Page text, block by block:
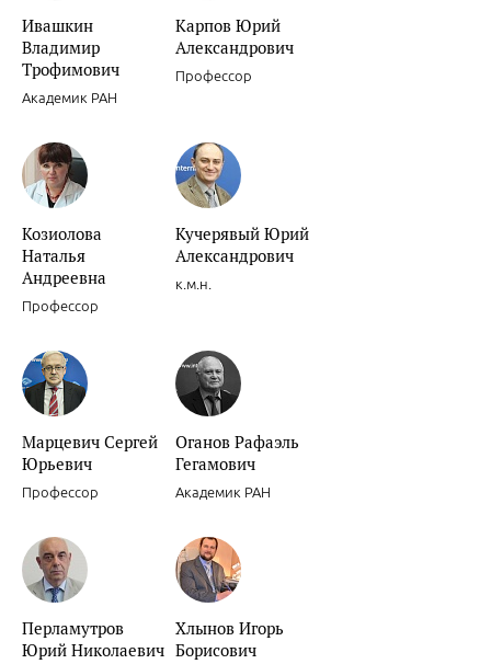
Сочетанное применение клопидогрела и ингибиторов Н+/К+
Ишемическая болезнь сердца.
Новости доказательной кардиологии.
Новости доказательной кардиологии.
Ивашкин
Владимир
Трофимович
Академик РАН
Карпов Юрий
Александрович
Профессор
Козиолова
Наталья
Андреевна
Профессор
Кучерявый Юрий
Александрович
к.м.н.
Марцевич Сергей
Юрьевич
Профессор
Оганов Рафаэль
Гегамович
Академик РАН
Перламутров
Юрий Николаевич
Хлынов Игорь
Борисович